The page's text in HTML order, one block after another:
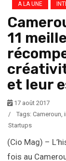
A LA UNE
11
et leur
17 août 2017
/
Tags: Cameroun,
Startups
(Cio Mag) –
fois au